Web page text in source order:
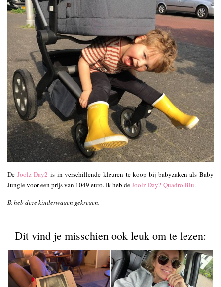
De Joolz Day2 is in verschillende kleuren te koop bij babyzaken als Baby
Jungle voor een prijs van 1049 euro. Ik heb deJoolz Day2 Quadro Blu.
Ik heb deze kinderwagen gekregen.
Dit vind je misschien ook leuk om te lezen: